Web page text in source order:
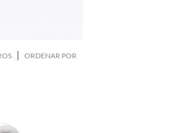
ORDENAR POR